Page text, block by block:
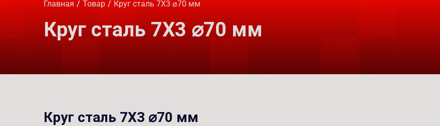
Главная Товар Круг сталь 7Х3 ⌀70 мм
Круг сталь 7Х3 ⌀70 мм
Круг сталь 7Х3 ⌀70 мм